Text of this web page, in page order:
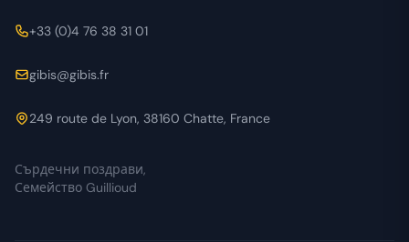
+33 (0)4 76 38 31 01
gibis@gibis.fr
249 route de Lyon, 38160 Chatte, France
Сърдечни поздрави,
Семейство Guillioud